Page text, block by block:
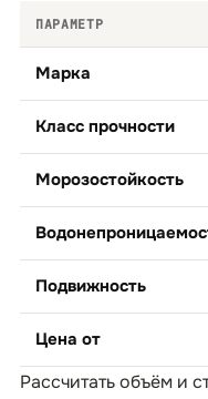
ПАРАМЕТР
Марка
Класс прочности
Морозостойкость
Подвижность
Цена от
Рассчитать объём и